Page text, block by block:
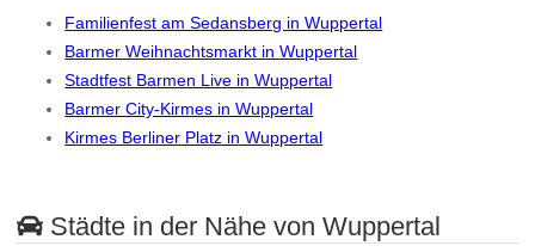
Familienfest am Sedansberg in Wuppertal
Barmer Weihnachtsmarkt in Wuppertal
Stadtfest Barmen Live in Wuppertal
Barmer City-Kirmes in Wuppertal
Kirmes Berliner Platz in Wuppertal
Städte in der Nähe von Wuppertal